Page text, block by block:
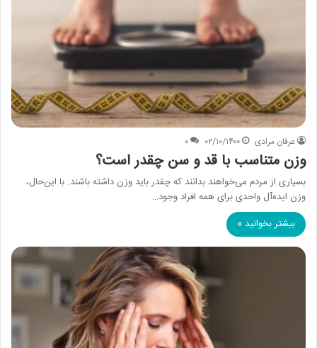
عرفان مرادی ۰۲/۱۰/۱۴۰۰ ۰
وزن متناسب با قد و سن چقدر است؟
بسیاری از مردم می‌خواهند بدانند که چقدر باید وزن داشته باشند. با این‌حال،
وزن ایده‌آل واحدی برای همه افراد وجود…
بیشتر بخوانید »